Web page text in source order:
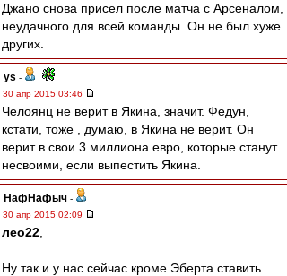
Джано снова присел после матча с Арсеналом,
неудачного для всей команды. Он не был хуже
других.
ys -
30 апр 2015 03:46
Челоянц не верит в Якина, значит. Федун,
кстати, тоже , думаю, в Якина не верит. Он
верит в свои 3 миллиона евро, которые станут
несвоими, если выпестить Якина.
НафНафыч -
30 апр 2015 02:09
лео22
Ну так и у нас сейчас кроме Эберта ставить